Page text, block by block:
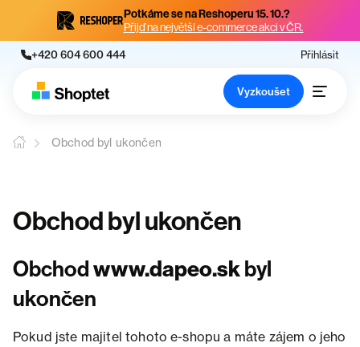
Potkáme se na Reshoperu 15. 10.?
Přijď na největší e-commerce akci v ČR.
+420 604 600 444 Přihlásit
Vyzkoušet
Obchod byl ukončen
Obchod byl ukončen
Obchodwww.dapeo.skbyl
ukončen
Pokud jste majitel tohoto e-shopu a máte zájem o jeho